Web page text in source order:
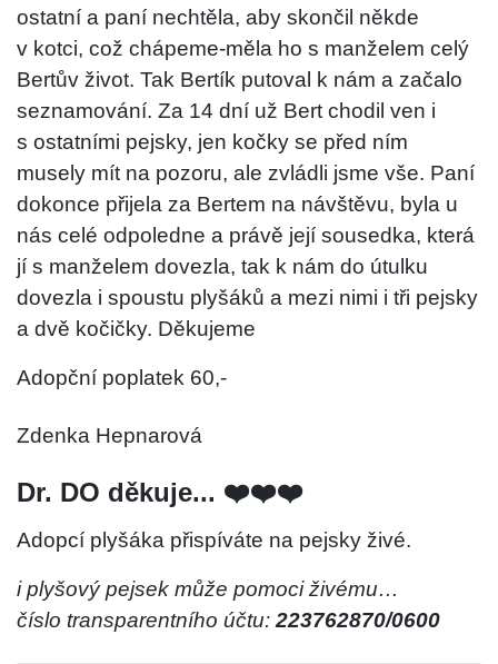
ostatní a paní nechtěla, aby skončil někde
v kotci, což chápeme-měla ho s manželem celý
Bertův život. Tak Bertík putoval k nám a začalo
seznamování. Za 14 dní už Bert chodil ven i
s ostatními pejsky, jen kočky se před ním
musely mít na pozoru, ale zvládli jsme vše. Paní
dokonce přijela za Bertem na návštěvu, byla u
nás celé odpoledne a právě její sousedka, která
jí s manželem dovezla, tak k nám do útulku
dovezla i spoustu plyšáků a mezi nimi i tři pejsky
a dvě kočičky. Děkujeme
Adopční poplatek 60,-
Zdenka Hepnarová
Dr. DO děkuje... ❤️❤️❤️
Adopcí plyšáka přispíváte na pejsky živé.
i plyšový pejsek může pomoci živému…
číslo transparentního účtu:223762870/0600